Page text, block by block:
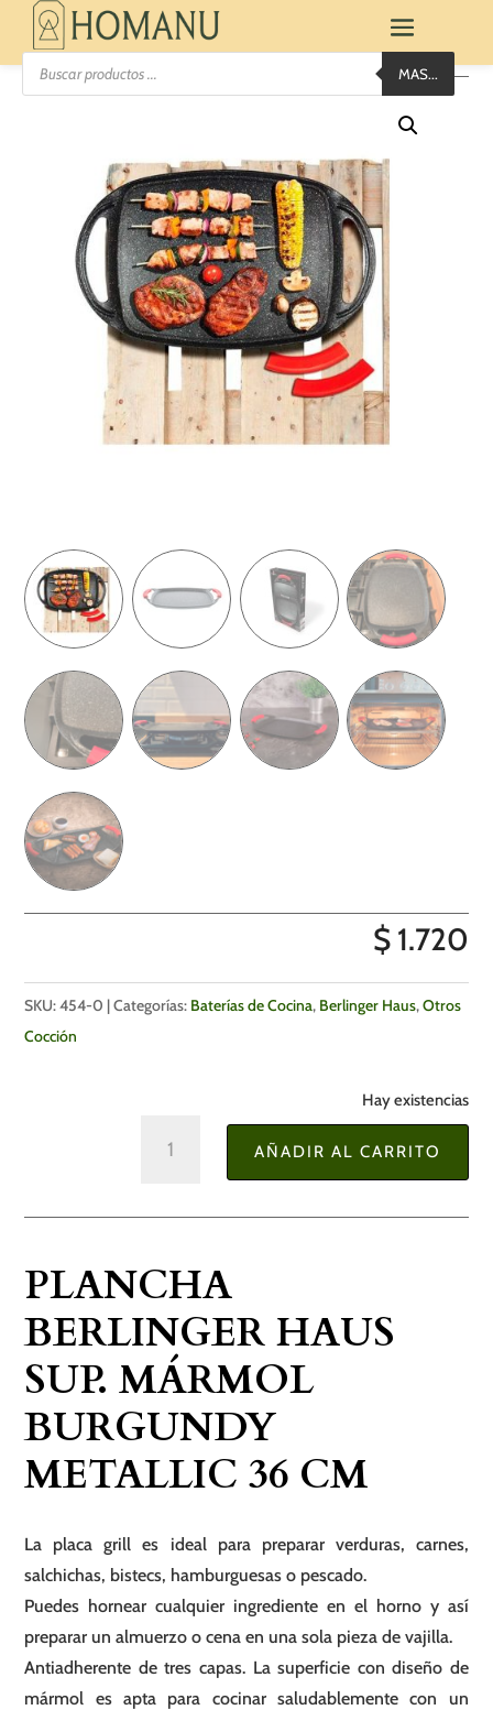
Búsqueda
productos
MAS...
$1.720
SKU:454-0 Categorías: Baterías de Cocina, Berlinger Haus,Otros
Cocción
Hay existencias
Berlinger
sup.
Burgundy
Metallic
36
cm
AÑADIR AL CARRITO
PLANCHA
BERLINGER HAUS
SUP. MÁRMOL
BURGUNDY
METALLIC 36 CM
La placa grill es ideal para preparar verduras, carnes,
salchichas, bistecs, hamburguesas o pescado.
Puedes hornear cualquier ingrediente en el horno y así
preparar un almuerzo o cena en una sola pieza de vajilla.
Antiadherente de tres capas. La superficie con diseño de
mármol es apta para cocinar saludablemente con un